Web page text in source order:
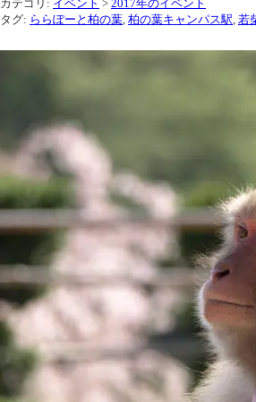
カテゴリ: イベント > 2017年のイベント
タグ: ららぽーと柏の葉 柏の葉キャンパス駅 若